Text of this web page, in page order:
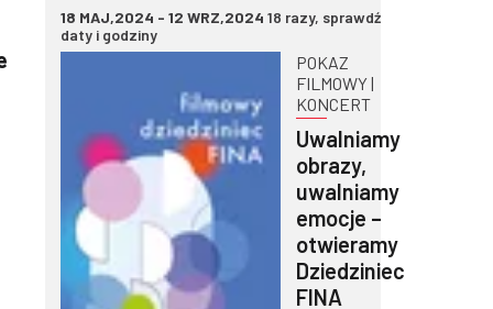
18 MAJ,2024 - 12 WRZ,2024 18 razy, sprawdź
daty i godziny
POKAZ
FILMOWY |
KONCERT
Uwalniamy
obrazy,
uwalniamy
emocje –
otwieramy
Dziedziniec
FINA